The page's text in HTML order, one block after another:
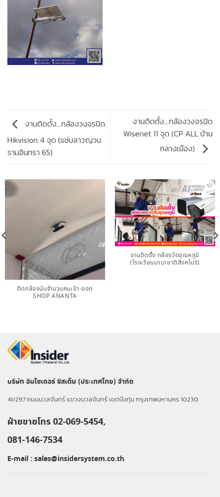
งานติดตั้ง…กล้องวงจรปิด
Hikvision 4 จุด (แซ่บลาวญวน
รามอินทรา 65)
งานติดตั้ง…กล้องวงจรปิด
Wisenet 11 จุด (CP ALL บ้าน
กลางเมือง)
ติดกล้องนับจำนวนคนเข้า-ออก​
SHOP​ ANANTA
งานติดตั้ง กล้องวัดอุณหภูมิ
(โรงเรียนนานาชาติสิงคโปร์)
บริษัท อินไซเดอร์ ซิสเต็ม (ประเทศไทย) จำกัด
41/297 ถนนนวลจันทร์ แขวงนวลจันทร์ เขตบึงกุ่ม กรุงเทพมหานคร 10230
ฝ่ายขายโทร 02-069-5454,
081-146-7534
E-mail : sales@insidersystem.co.th